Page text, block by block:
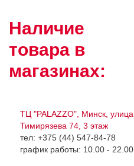
Наличие
товара в
магазинах:
ТЦ "PALAZZO", Минск, улица
Тимирязева 74, 3 этаж
тел: +375 (44) 547-84-78
график работы: 10.00 - 22.00